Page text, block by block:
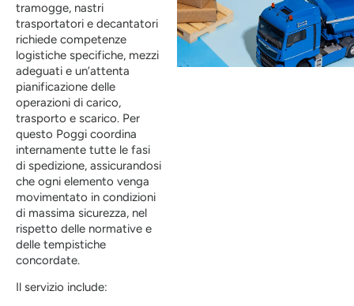
tramogge, nastri
trasportatori e decantatori
richiede competenze
logistiche specifiche, mezzi
adeguati e un’attenta
pianificazione delle
operazioni di carico,
trasporto e scarico. Per
questo Poggi coordina
internamente tutte le fasi
di spedizione, assicurandosi
che ogni elemento venga
movimentato in condizioni
di massima sicurezza, nel
rispetto delle normative e
delle tempistiche
concordate.
Il servizio include: